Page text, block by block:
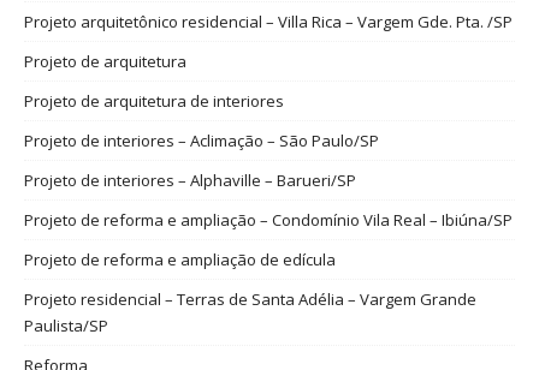
Projeto arquitetônico residencial – Villa Rica – Vargem Gde. Pta. /SP
Projeto de arquitetura
Projeto de arquitetura de interiores
Projeto de interiores – Aclimação – São Paulo/SP
Projeto de interiores – Alphaville – Barueri/SP
Projeto de reforma e ampliação – Condomínio Vila Real – Ibiúna/SP
Projeto de reforma e ampliação de edícula
Projeto residencial – Terras de Santa Adélia – Vargem Grande
Paulista/SP
Reforma